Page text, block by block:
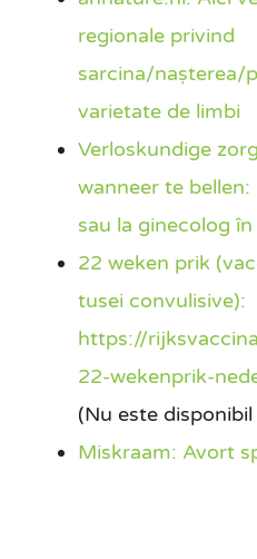
regionale privind
sarcina/nașterea/
varietate de limbi
Verloskundige
wanneer te
sau la ginecolog
22 weken prik
tusei convulisive):
https://
22-wekenprik-
(Nu este
Miskraam: Avort